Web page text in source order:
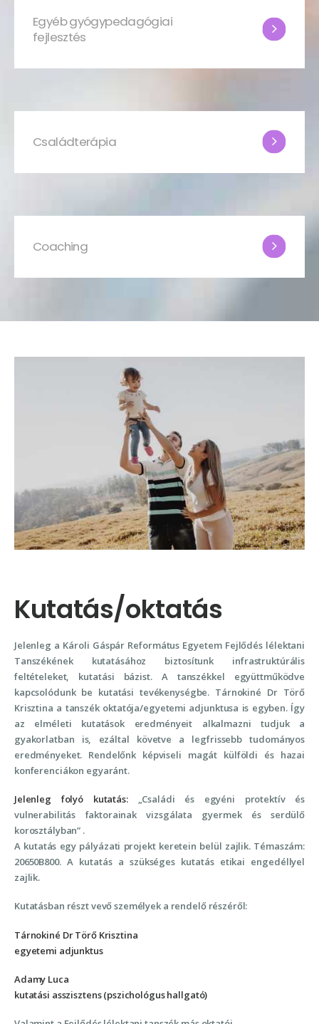
Egyéb gyógypedagógiai
fejlesztés
Családterápia
Coaching
Kutatás/oktatás
Jelenleg a Károli Gáspár Református Egyetem Fejlődés lélektani
Tanszékének kutatásához biztosítunk infrastruktúrális
feltételeket, kutatási bázist. A tanszékkel együttműködve
kapcsolódunk be kutatási tevékenységbe. Tárnokiné Dr Törő
Krisztina a tanszék oktatója/egyetemi adjunktusa is egyben. Így
az elméleti kutatások eredményeit alkalmazni tudjuk a
gyakorlatban is, ezáltal követve a legfrissebb tudományos
eredményeket. Rendelőnk képviseli magát külföldi és hazai
konferenciákon egyaránt.
Jelenleg folyó kutatás:„Családi és egyéni protektív és
vulnerabilitás faktorainak vizsgálata gyermek és serdülő
korosztályban” .
A kutatás egy pályázati projekt keretein belül zajlik. Témaszám:
20650B800. A kutatás a szükséges kutatás etikai engedéllyel
zajlik.
Kutatásban részt vevő személyek a rendelő részéről:
Tárnokiné Dr Törő Krisztina
egyetemi adjunktus
Adamy Luca
kutatási asszisztens (pszichológus hallgató)